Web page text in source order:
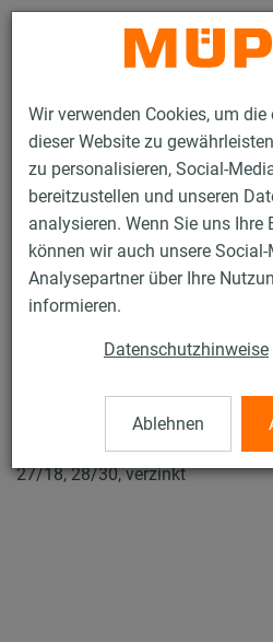
Wir verwenden Cookies, um
dieser Website zu
zu personalisieren, Social-
bereitzustellen und unseren
analysieren. Wenn Sie uns Ihre
können wir auch unsere Social-
Analysepartner über Ihre
informieren.
Datenschutzhinweise
Ablehnen
Produkte Befestigungstechnik
MPC-Schiebemuttern
MPC-
MPC-Schiebemutter, M6, 21,5 x
27/18, 28/30, verzinkt